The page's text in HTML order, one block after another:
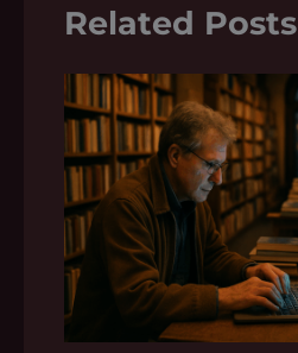
Related Posts